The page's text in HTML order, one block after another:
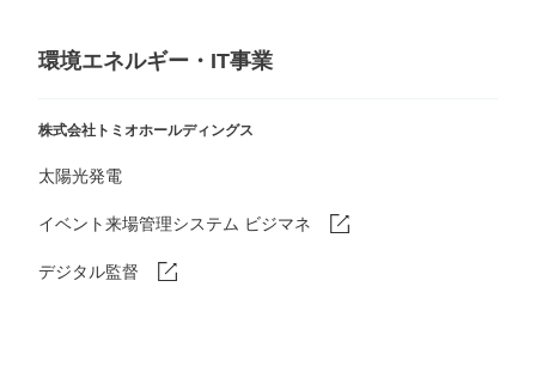
環境エネルギー・IT事業
株式会社トミオホールディングス
太陽光発電
イベント来場管理システム ビジマネ
デジタル監督